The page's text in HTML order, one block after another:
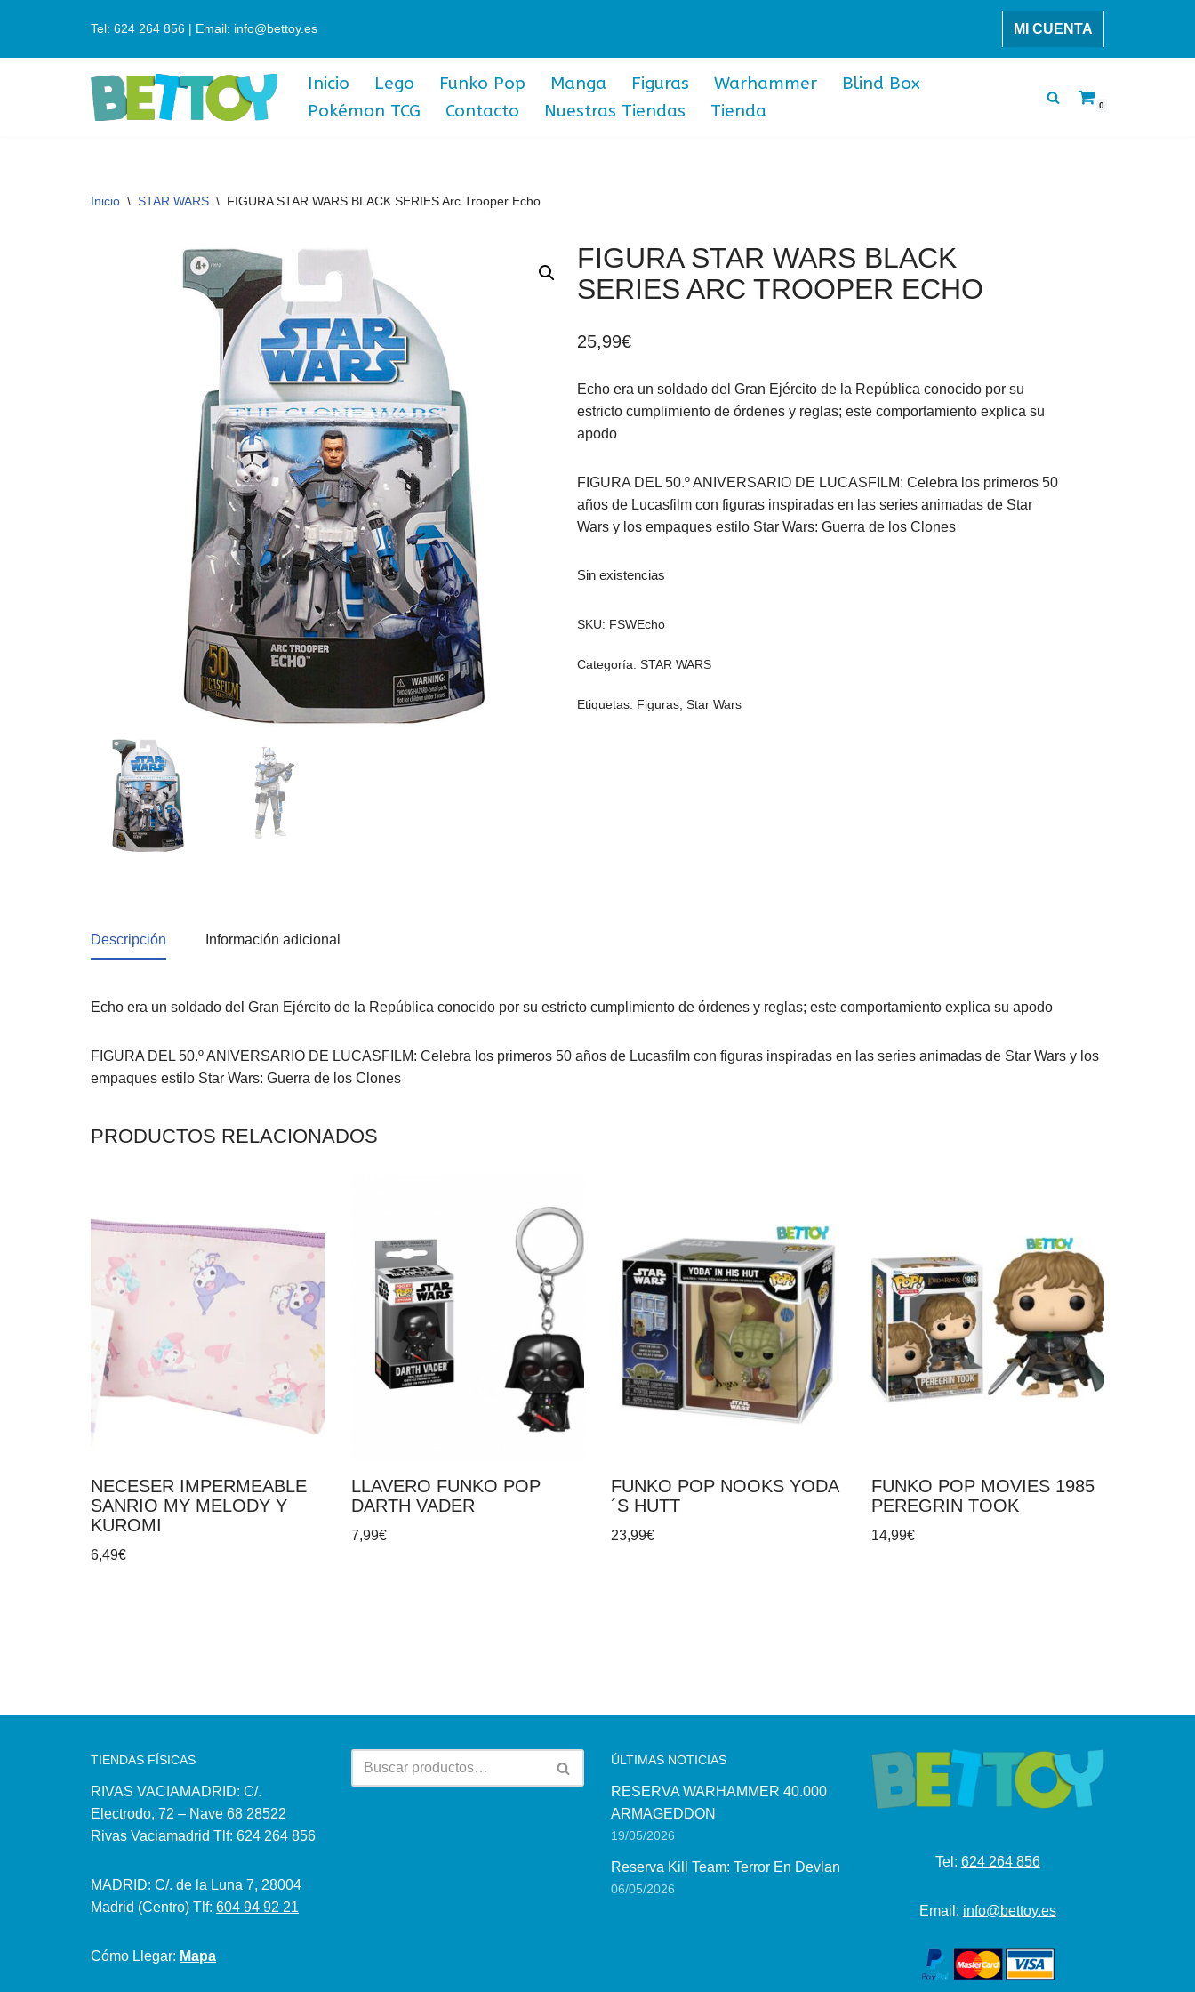
Tel: 624 264 856 | Email: info@bettoy.es MI CUENTA
Inicio Lego Funko Pop Manga Figuras Warhammer
Blind Box
Pokémon TCG
Contacto Nuestras Tiendas Tienda 0
Inicio \ STAR WARS \ FIGURA STAR WARS BLACK SERIES Arc Trooper Echo
FIGURA STAR WARS BLACK
SERIES ARC TROOPER ECHO
25,99€
Echo era un soldado del Gran Ejército de la República conocido por su
estricto cumplimiento de órdenes y reglas; este comportamiento explica su
apodo
FIGURA DEL 50.º ANIVERSARIO DE LUCASFILM: Celebra los primeros 50
años de Lucasfilm con figuras inspiradas en las series animadas de Star
Wars y los empaques estilo Star Wars: Guerra de los Clones
Sin existencias
SKU: FSWEcho
Categoría:STAR WARS
Etiquetas: Figuras ,Star Wars
Descripción Información adicional
Echo era un soldado del Gran Ejército de la República conocido por su estricto cumplimiento de órdenes y reglas; este comportamiento explica su apodo
FIGURA DEL 50.º ANIVERSARIO DE LUCASFILM: Celebra los primeros 50 años de Lucasfilm con figuras inspiradas en las series animadas de Star Wars y los
empaques estilo Star Wars: Guerra de los Clones
PRODUCTOS RELACIONADOS
NECESER IMPERMEABLE
SANRIO MY MELODY Y
KUROMI
6,49€
LLAVERO FUNKO POP
DARTH VADER
7,99€
FUNKO POP NOOKS YODA
´S HUTT
23,99€
FUNKO POP MOVIES 1985
PEREGRIN TOOK
14,99€
TIENDAS FÍSICAS
RIVAS VACIAMADRID: C/.
Electrodo, 72 – Nave 68 28522
Rivas Vaciamadrid Tlf: 624 264 856
MADRID: C/. de la Luna 7, 28004
Madrid (Centro) Tlf: 604 94 92 21
Cómo Llegar: Mapa
ÚLTIMAS NOTICIAS
RESERVA WARHAMMER 40.000
ARMAGEDDON
19/05/2026
Reserva Kill Team: Terror En Devlan
06/05/2026
Tel: 624 264 856
Email: info@bettoy.es